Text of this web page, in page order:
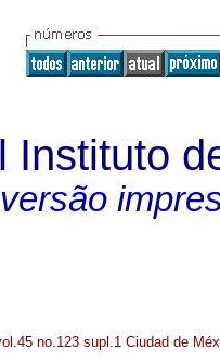
Instituto
versão
no.123 supl.1 Ciudad de